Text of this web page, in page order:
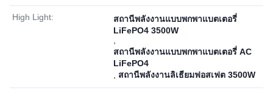
High Light:
สถานีพลังงานแบบพกพาแบตเตอรี่
LiFePO4 3500W
สถานีพลังงานแบบพกพาแบตเตอรี่ AC
LiFePO4
สถานีพลังงานลิเธียมฟอสเฟต 3500W